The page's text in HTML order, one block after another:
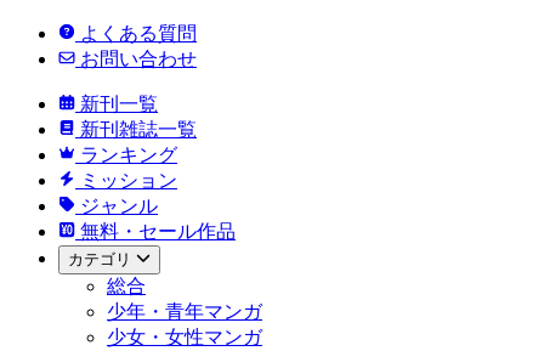
よくある質問
お問い合わせ
新刊一覧
新刊雑誌一覧
ランキング
ミッション
ジャンル
無料・セール作品
カテゴリ
総合
少年・青年マンガ
少女・女性マンガ